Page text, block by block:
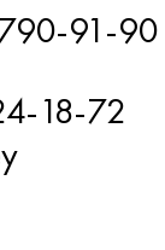
91-90
18-72